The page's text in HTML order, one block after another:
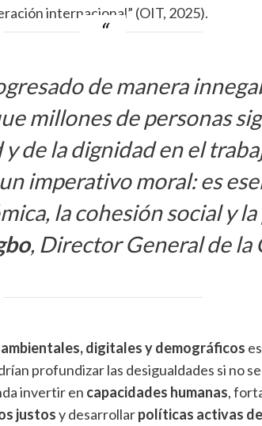
internacional” (OIT, 2025).
de manera
millones de personas
de la dignidad en el
imperativo moral: es
la cohesión social y la
, Director General de la
digitales y demográficos
profundizar las desigualdades si no
invertir en capacidades humanas,
justosy desarrollarpolíticas activas